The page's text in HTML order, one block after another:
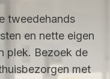
tweedehands
en nette eigen
plek. Bezoek de
met